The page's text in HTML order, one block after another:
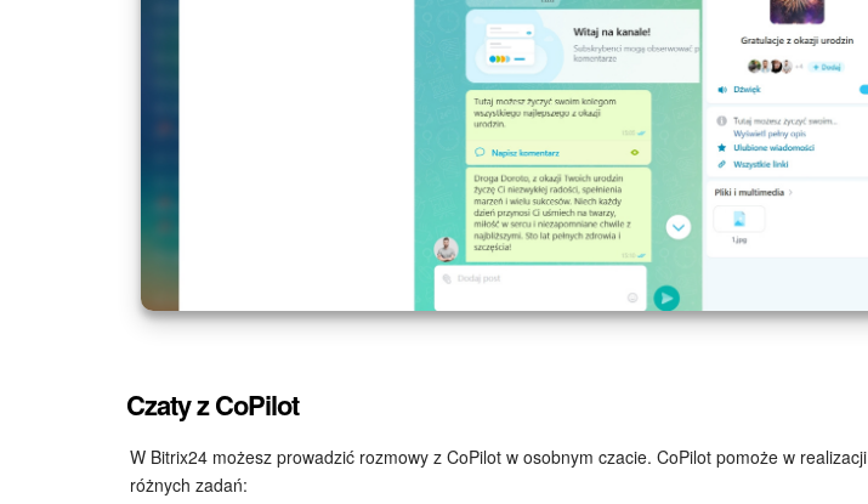
Czaty z CoPilot
W Bitrix24 możesz prowadzić rozmowy z CoPilot w osobnym czacie. CoPilot pomoże w realizacji
różnych zadań: